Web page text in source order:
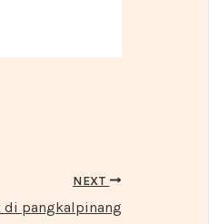
NEXT
di pangkalpinang